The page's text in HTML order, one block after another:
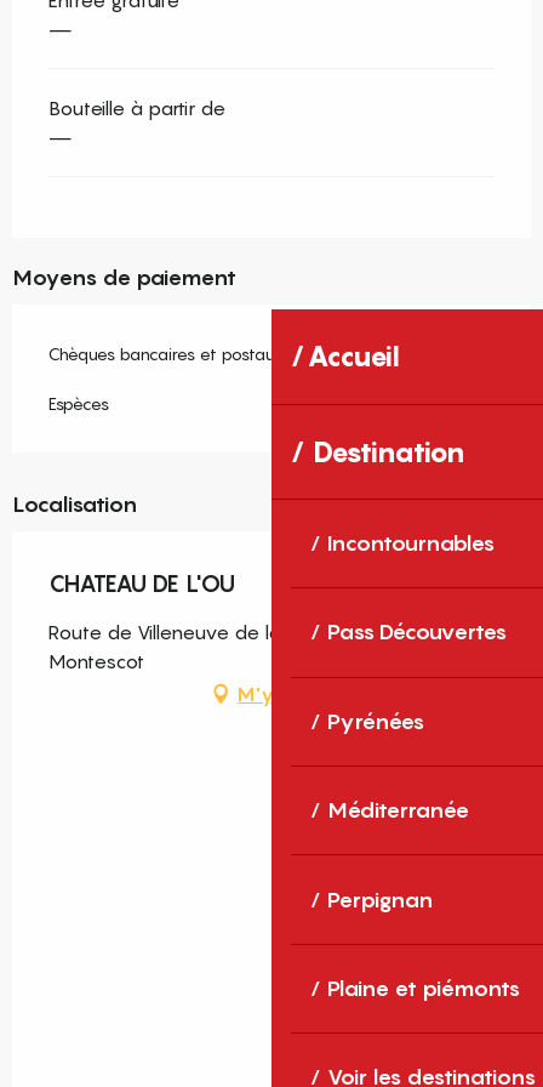
Accueil
Destination
Incontournables
Pass Découvertes
Pyrénées
Méditerranée
Perpignan
Plaine et piémonts
Voir les destinations
—
Bouteille à partir de
—
Moyens de paiement
Chèques bancaires et postaux
Espèces
Localisation
CHATEAU DE L'OU
Route de Villeneuve de la Raho, 66200
Montescot
M'y rendre